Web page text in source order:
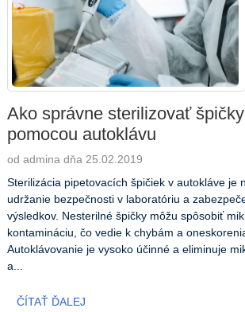
Ako správne sterilizovať
pomocou autoklávu
od admina dňa 25.02.2019
Sterilizácia pipetovacích špičiek v autokláve je
udržanie bezpečnosti v laboratóriu a
výsledkov. Nesterilné špičky môžu spôsobiť
kontamináciu, čo vedie k chybám a
Autoklávovanie je vysoko účinné a eliminuje
a...
ČÍTAŤ ĎALEJ